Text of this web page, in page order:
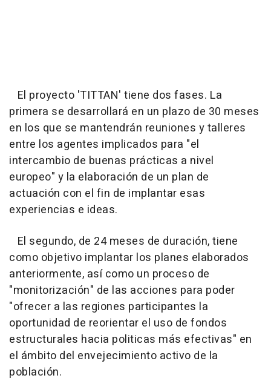
El proyecto 'TITTAN' tiene dos fases. La
primera se desarrollará en un plazo de 30 meses
en los que se mantendrán reuniones y talleres
entre los agentes implicados para "el
intercambio de buenas prácticas a nivel
europeo" y la elaboración de un plan de
actuación con el fin de implantar esas
experiencias e ideas.
El segundo, de 24 meses de duración, tiene
como objetivo implantar los planes elaborados
anteriormente, así como un proceso de
"monitorización" de las acciones para poder
"ofrecer a las regiones participantes la
oportunidad de reorientar el uso de fondos
estructurales hacia politicas más efectivas" en
el ámbito del envejecimiento activo de la
población.